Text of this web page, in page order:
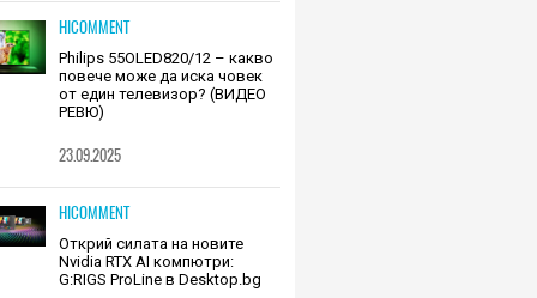
HICOMMENT
Philips 55OLED820/12 – какво
повече може да иска човек
от един телевизор? (ВИДЕО
РЕВЮ)
23.09.2025
HICOMMENT
Открий силата на новите
Nvidia RTX AI компютри:
G:RIGS ProLine в Desktop.bg